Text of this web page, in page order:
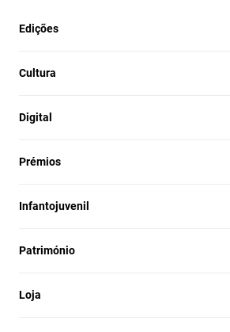
Edições
Cultura
Digital
Prémios
Infantojuvenil
Património
Loja